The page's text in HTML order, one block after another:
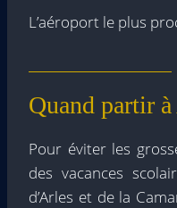
L’aéroport le plus
Quand partir
Pour éviter les
des vacances
d’Arles et de la